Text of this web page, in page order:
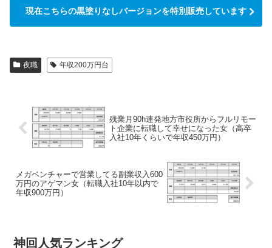
現在こちらの黒塗りなしバージョンを特別販売しています
夜職 年収200万円台
残業月90h連発地方市役所からフルリモー
ト企業に転職して幸せになった女（高卒
入社10年くらいで年収450万円）
メガベンチャーで営業してる副業収入600
万円のアゲマン女（転職入社10年以内で
年収900万円）
神回人気ランキング